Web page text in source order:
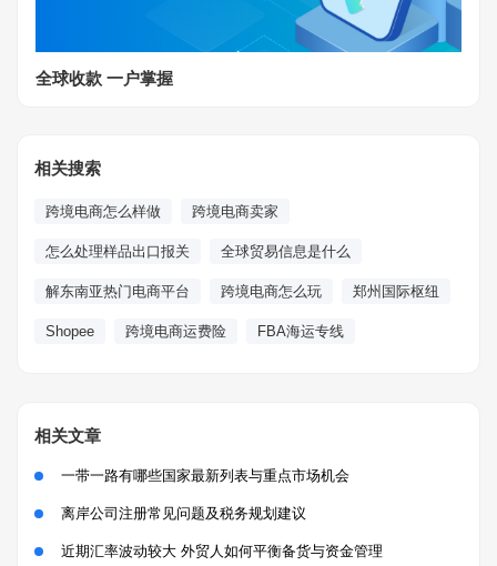
全球收款 一户掌握
相关搜索
跨境电商怎么样做 跨境电商卖家
怎么处理样品出口报关 全球贸易信息是什么
解东南亚热门电商平台 跨境电商怎么玩 郑州国际枢纽
Shopee 跨境电商运费险 FBA海运专线
相关文章
一带一路有哪些国家最新列表与重点市场机会
离岸公司注册常见问题及税务规划建议
近期汇率波动较大 外贸人如何平衡备货与资金管理